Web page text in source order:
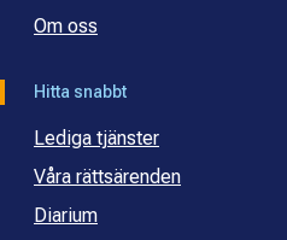
Om oss
Hitta snabbt
Lediga tjänster
Våra rättsärenden
Diarium